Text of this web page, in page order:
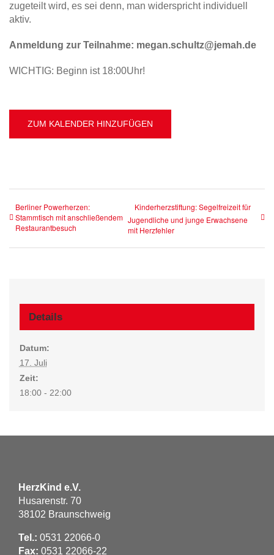
zugeteilt wird, es sei denn, man widerspricht individuell
aktiv.
Anmeldung zur Teilnahme: megan.schultz@jemah.de
WICHTIG: Beginn ist 18:00Uhr!
ZUM KALENDER HINZUFÜGEN
Berliner Powerherzen:
Stammtisch mit anschließendem
Restaurantbesuch
Kinderherzstiftung: Segelfreizeit für
Jugendliche und junge Erwachsene
mit Herzfehler
Details
Datum:
17. Juli
Zeit:
18:00 - 22:00
HerzKind e.V.
Husarenstr. 70
38102 Braunschweig
Tel.: 0531 22066-0
Fax: 0531 22066-22